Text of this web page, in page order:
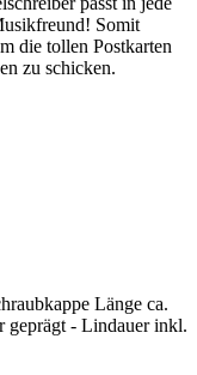
Somit
die tollen Postkarten
zu schicken.
Länge ca.
geprägt - Lindauer inkl.